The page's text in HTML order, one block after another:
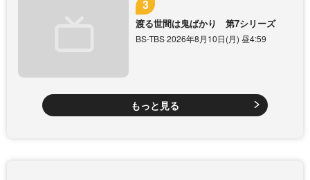
渡る世間は鬼ばかり 第7シリーズ
BS-TBS 2026年8月10日(月) 昼4:59
もっと見る